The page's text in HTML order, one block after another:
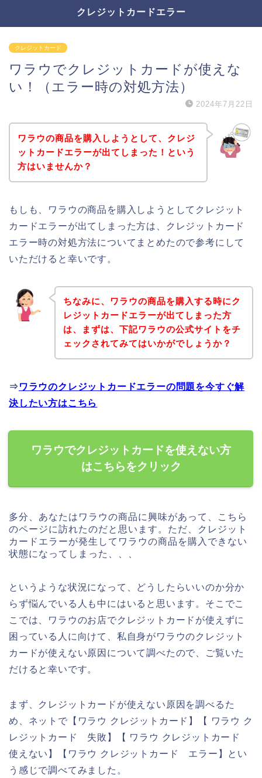
クレジットカードエラー
クレジットカード
ワラウでクレジットカードが使えな
い！（エラー時の対処方法）
2024年7月22日
ワラウの商品を購入しようとして、クレジ
ットカードエラーが出てしまった！という
方はいませんか？
もしも、ワラウの商品を購入しようとしてクレジット
カードエラーが出てしまった方は、クレジットカード
エラー時の対処方法についてまとめたので参考にして
いただけると幸いです。
ちなみに、ワラウの商品を購入する時にク
レジットカードエラーが出てしまった方
は、まずは、下記ワラウの公式サイトをチ
ェックされてみてはいかがでしょうか？
⇒ ワラウのクレジットカードエラーの問題を今すぐ解
決したい方はこちら
ワラウでクレジットカードを使えない方
はこちらをクリック
多分、あなたはワラウの商品に興味があって、こちら
のページに訪れたのだと思います。ただ、クレジット
カードエラーが発生してワラウの商品を購入できない
状態になってしまった、、、
というような状況になって、どうしたらいいのか分か
らず悩んでいる人も中にはいると思います。そこでこ
こでは、ワラウのお店でクレジットカードが使えずに
困っている人に向けて、私自身がワラウのクレジット
カードが使えない原因について調べたので、ご覧いた
だけると幸いです。
まず、クレジットカードが使えない原因を調べるた
め、ネットで【ワラウ クレジットカード】【 ワラウ ク
レジットカード 失敗】【 ワラウ クレジットカード
使えない】【ワラウ クレジットカード エラー】とい
う感じで調べてみました。